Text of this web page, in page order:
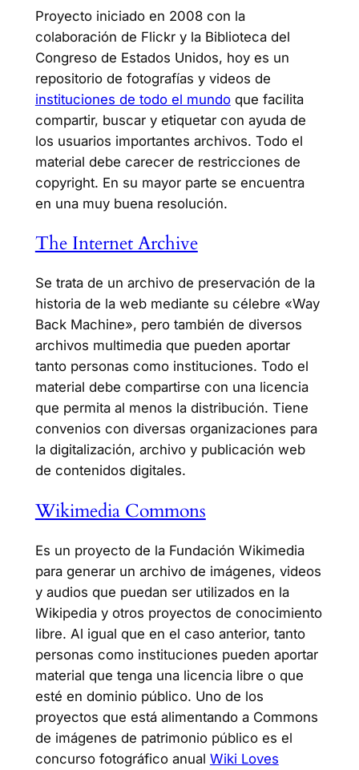
Proyecto iniciado en 2008 con la
colaboración de Flickr y la Biblioteca del
Congreso de Estados Unidos, hoy es un
repositorio de fotografías y videos de
instituciones de todo el mundoque facilita
compartir, buscar y etiquetar con ayuda de
los usuarios importantes archivos. Todo el
material debe carecer de restricciones de
copyright. En su mayor parte se encuentra
en una muy buena resolución.
The Internet Archive
Se trata de un archivo de preservación de la
historia de la web mediante su célebre «Way
Back Machine», pero también de diversos
archivos multimedia que pueden aportar
tanto personas como instituciones. Todo el
material debe compartirse con una licencia
que permita al menos la distribución. Tiene
convenios con diversas organizaciones para
la digitalización, archivo y publicación web
de contenidos digitales.
Wikimedia Commons
Es un proyecto de la Fundación Wikimedia
para generar un archivo de imágenes, videos
y audios que puedan ser utilizados en la
Wikipedia y otros proyectos de conocimiento
libre. Al igual que en el caso anterior, tanto
personas como instituciones pueden aportar
material que tenga una licencia libre o que
esté en dominio público. Uno de los
proyectos que está alimentando a Commons
de imágenes de patrimonio público es el
concurso fotográfico anual Wiki Loves